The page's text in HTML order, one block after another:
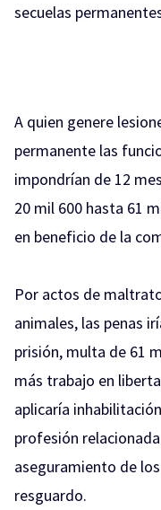
secuelas
A quien genere
permanente las
impondrían de 12
20 mil 600 hasta 61
en beneficio de la
Por actos de
animales, las penas
prisión, multa de 61
más trabajo en
aplicaría
profesión
aseguramiento de
resguardo.